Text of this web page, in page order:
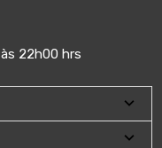
22h00 hrs